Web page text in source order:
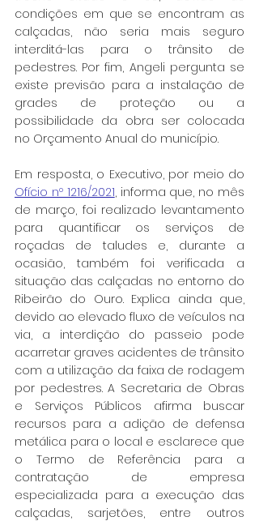
condições em que se encontram as
calçadas, não seria mais seguro
interditá-las para o trânsito de
pedestres. Por fim, Angeli pergunta se
existe previsão para a instalação de
grades de proteção ou a
possibilidade da obra ser colocada
no Orçamento Anual do município.
Ofício nº 1216/2021, informa que, no mês
de março, foi realizado levantamento
para quantificar os serviços de
roçadas de taludes e, durante a
ocasião, também foi verificada a
situação das calçadas no entorno do
Ribeirão do Ouro. Explica ainda que,
devido ao elevado fluxo de veículos na
via, a interdição do passeio pode
acarretar graves acidentes de trânsito
com a utilização da faixa de rodagem
por pedestres. A Secretaria de Obras
e Serviços Públicos afirma buscar
recursos para a adição de defensa
metálica para o local e esclarece que
o Termo de Referência para a
contratação de empresa
especializada para a execução das
calçadas, sarjetões, entre outros